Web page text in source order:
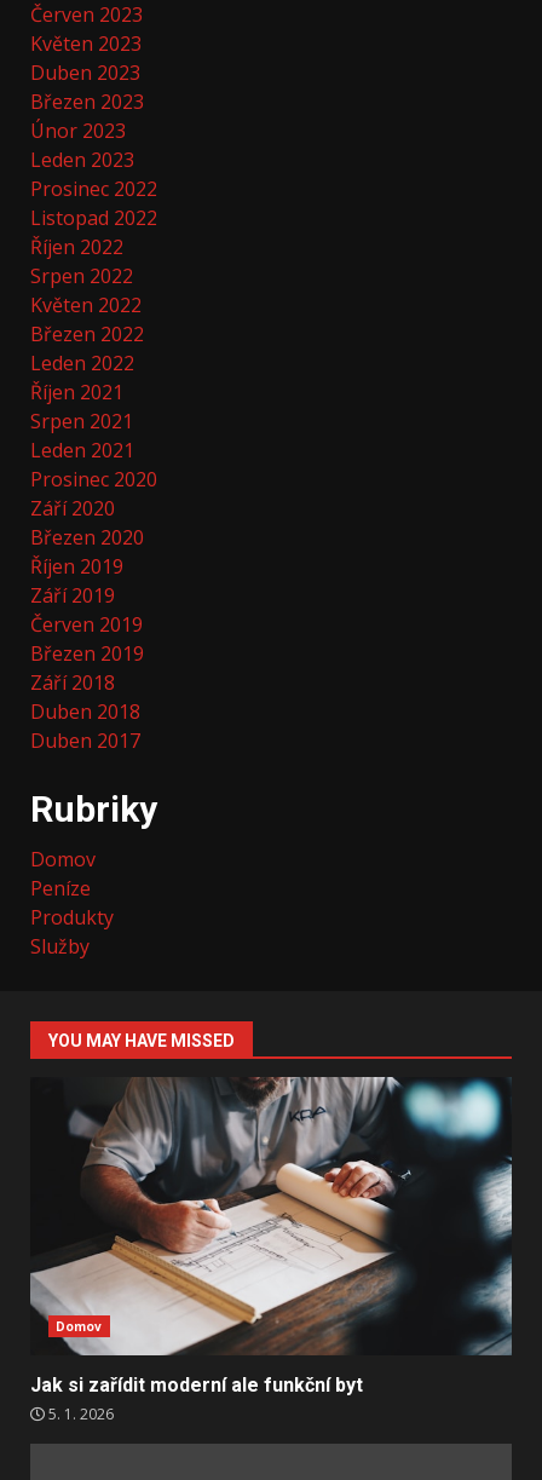
Červen 2023
Květen 2023
Duben 2023
Březen 2023
Únor 2023
Leden 2023
Prosinec 2022
Listopad 2022
Říjen 2022
Srpen 2022
Květen 2022
Březen 2022
Leden 2022
Říjen 2021
Srpen 2021
Leden 2021
Prosinec 2020
Září 2020
Březen 2020
Říjen 2019
Září 2019
Červen 2019
Březen 2019
Září 2018
Duben 2018
Duben 2017
Rubriky
Domov
Peníze
Produkty
Služby
YOU MAY HAVE MISSED
Domov
Jak si zařídit moderní ale funkční byt
5. 1. 2026